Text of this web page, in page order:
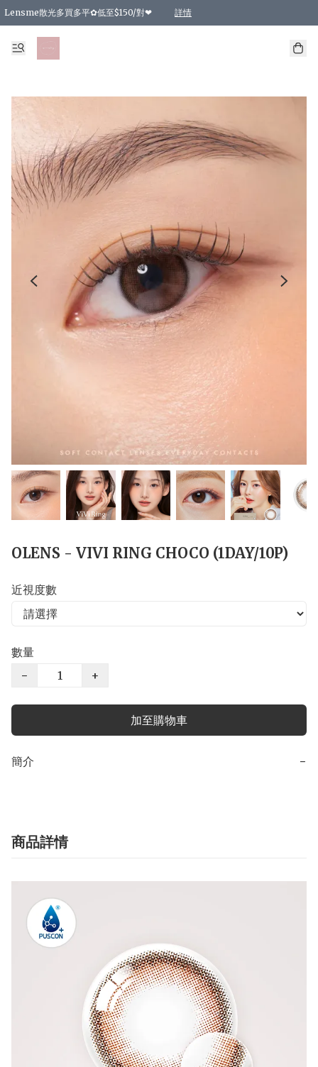
Lensme散光多買多平✿低至$150/對❤ 詳情
台灣Karacon⁩✧日拋 特價清貨❁⃘
日本韓國多款日/月拋現貨☼ 特價❤︎數量有限 售完即止
🇰🇷韓國多款月拋現貨 特價兩對$99✿數量有限 售完即止♫
精選商品，任選買2件或以上9 折；買4件或以上85 折；買6件或以上8 折
精選商品，任選買2件HKD 140.00；買4件HKD 260.00
精選商品，任選買2件HKD 190.00；買4件HKD 360.00
精選商品，任選買2件HKD 110.00；買4件HKD 180.00
精選商品，任選買2件HKD 170.00；買4件HKD 320.00
精選商品，任選買2件或以上減HKD 148.00
精選商品，任選買2件或以上減HKD 148.00
精選商品，任選買2件或以上95 折；買4件或以上9 折；買6件或以上85 折；買8件
精選商品，任選買12件或以上87 折
精選商品，任選買2件或以上減HKD 16.00；買4件或以上減HKD 32.00；買6
精選商品，任選買2件或以上95 折；買4件或以上9 折；買8件或以上85 折；買12
購物滿 HKD 800.00即享免運費優惠！（適用於 特定的送貨方式 )
OLENS - VIVI RING CHOCO (1DAY/10P)
近視度數
數量
−
+
加至購物車
簡介 −
商品詳情